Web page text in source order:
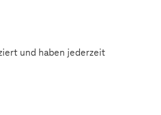
und haben jederzeit